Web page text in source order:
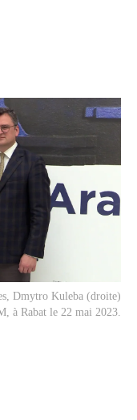
Dmytro Kuleba (droite)
à Rabat le 22 mai 2023.